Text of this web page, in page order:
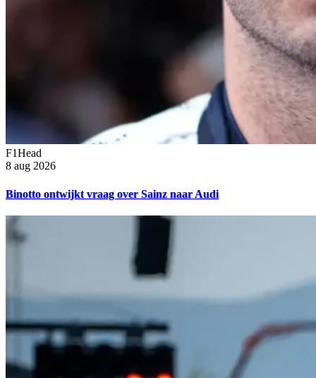
F1Head
8 aug 2026
Binotto ontwijkt vraag over Sainz naar Audi